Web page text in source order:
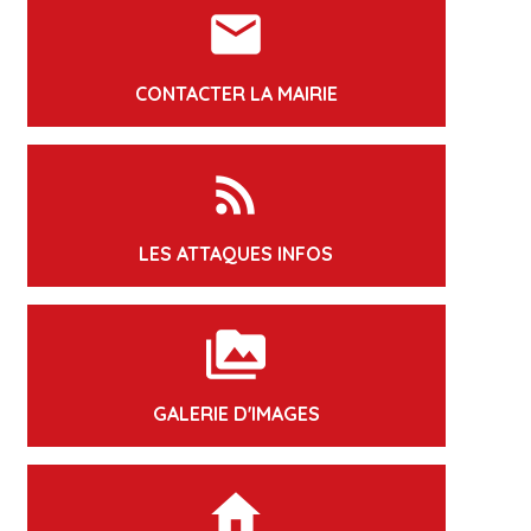
markunread
CONTACTER LA MAIRIE
rss_feed
LES ATTAQUES INFOS
perm_media
GALERIE D'IMAGES
home